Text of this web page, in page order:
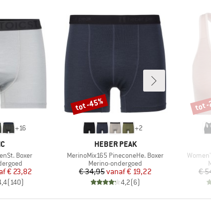
+16
Boxer
prijs
€ 23,82
(140)
+2
MERK
HEBER PEAK
Artikel
MerinoMix165 PineconeHe. Boxer
Productgroep
Merino-ondergoed
Prijs
€ 34,95 Verlaagde prijs
vanaf€ 19,22
4,2(6)
Korting
tot -45%
Artikel
€
tot